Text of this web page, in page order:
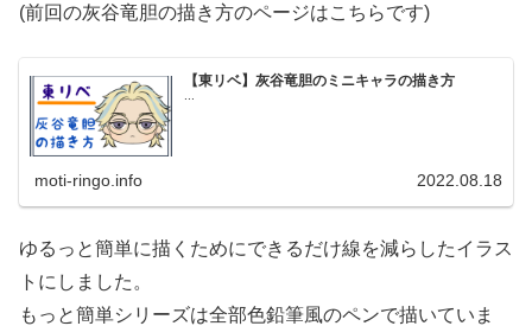
(前回の灰谷竜胆の描き方のページはこちらです)
【東リベ】灰谷竜胆のミニキャラの描き方
...
moti-ringo.info 2022.08.18
ゆるっと簡単に描くためにできるだけ線を減らしたイラス
トにしました。
もっと簡単シリーズは全部色鉛筆風のペンで描いていま